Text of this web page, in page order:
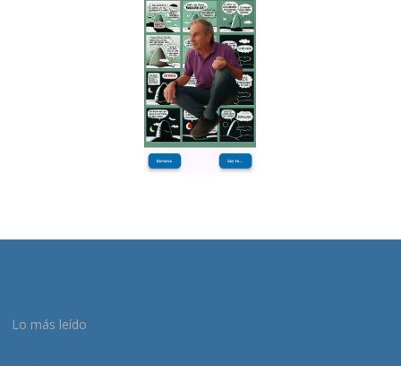
Lo más leído